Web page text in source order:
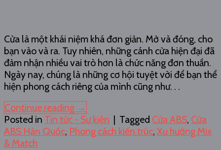
Cửa là một khái niệm khá đơn giản. Mở và đóng, cho
bạn vào và ra. Tuy nhiên, những cánh cửa hiện đại đã
đảm nhận nhiều vai trò hơn là chức năng đơn thuần.
Ngày nay, chúng là những cơ hội tuyệt vời để bạn thể
hiện phong cách riêng của mình cũng như. . .
Continue reading →
Posted in Tin tức - Sự kiện Tagged Cửa ABS, Cửa
ABS Hàn Quốc, Phong cách kiến trúc, Xu hướng Mix
& Match